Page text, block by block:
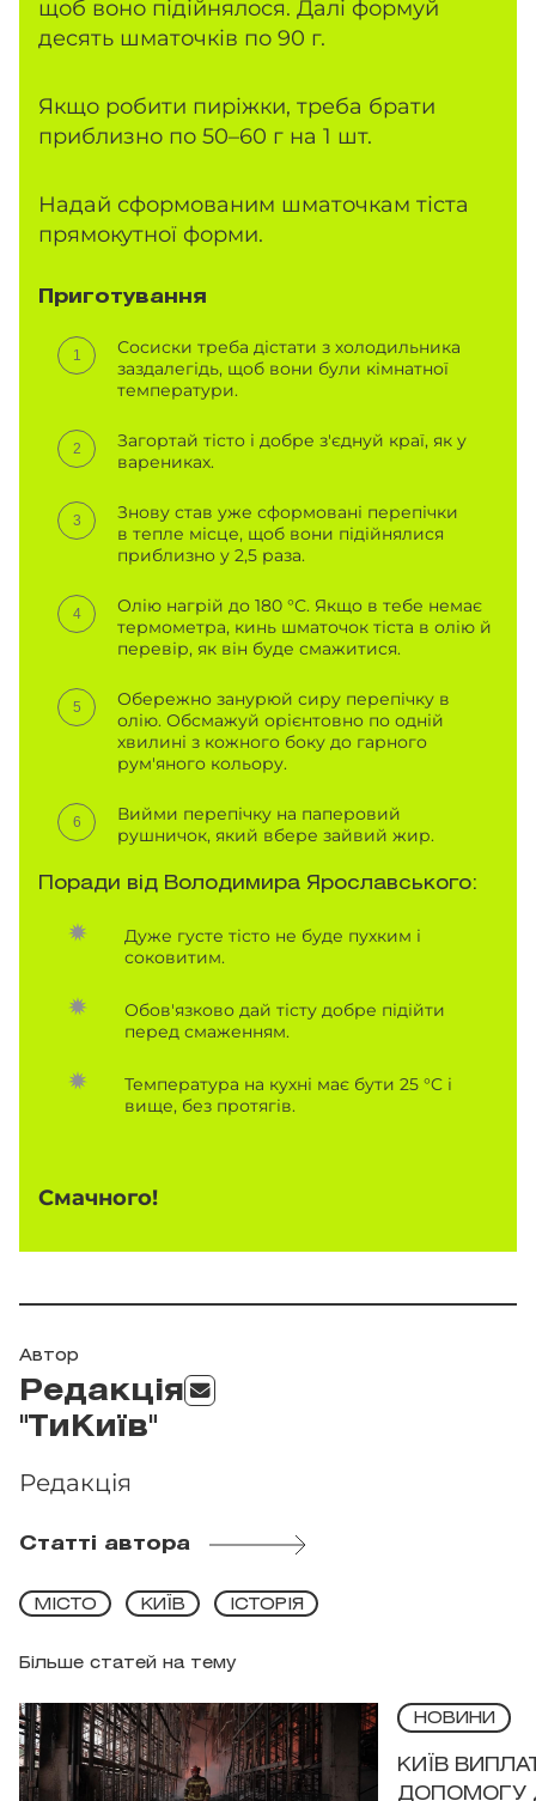
щоб воно підійнялося. Далі формуй
десять шматочків по 90 г.
Якщо робити пиріжки, треба брати
приблизно по 50–60 г на 1 шт.
Надай сформованим шматочкам тіста
прямокутної форми.
Приготування
Сосиски треба дістати з холодильника
заздалегідь, щоб вони були кімнатної
температури.
Загортай тісто і добре з'єднуй краї, як у
варениках.
Знову став уже сформовані перепічки
в тепле місце, щоб вони підійнялися
приблизно у 2,5 раза.
Олію нагрій до 180 °С. Якщо в тебе немає
термометра, кинь шматочок тіста в олію й
перевір, як він буде смажитися.
Обережно занурюй сиру перепічку в
олію. Обсмажуй орієнтовно по одній
хвилині з кожного боку до гарного
рум'яного кольору.
Вийми перепічку на паперовий
рушничок, який вбере зайвий жир.
Поради від Володимира Ярославського:
Дуже густе тісто не буде пухким і
соковитим.
Обов'язково дай тісту добре підійти
перед смаженням.
Температура на кухні має бути 25 °C і
вище, без протягів.
Смачного!
Автор
Редакція
"ТиКиїв"
Редакція
Статті автора
Більше статей на тему
МІСТО КИЇВ ІСТОРІЯ
НОВИНИ
КИЇВ
ДОПОМОГУ